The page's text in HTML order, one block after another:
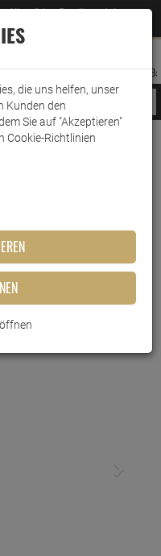
Ihre nächste Bestellung erhalten
ANMELDEN
AUFKLAPPEN
MERKZETTEL
WARENKORB:
& Haushalt
2in1
die uns helfen, unser
Kunden den
Sie auf "Akzeptieren"
Cookie-Richtlinien